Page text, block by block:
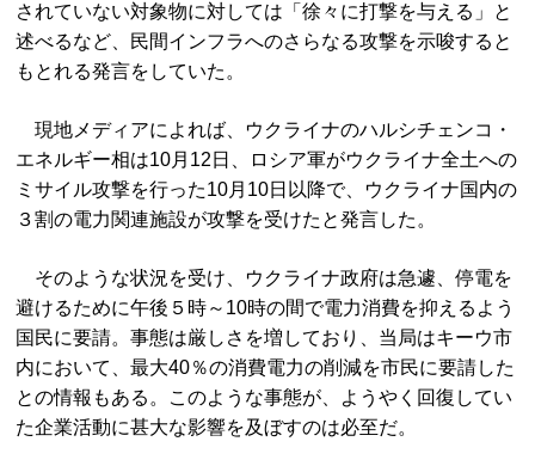
されていない対象物に対しては「徐々に打撃を与える」と
述べるなど、民間インフラへのさらなる攻撃を示唆すると
もとれる発言をしていた。
現地メディアによれば、ウクライナのハルシチェンコ・
エネルギー相は10月12日、ロシア軍がウクライナ全土への
ミサイル攻撃を行った10月10日以降で、ウクライナ国内の
３割の電力関連施設が攻撃を受けたと発言した。
そのような状況を受け、ウクライナ政府は急遽、停電を
避けるために午後５時～10時の間で電力消費を抑えるよう
国民に要請。事態は厳しさを増しており、当局はキーウ市
内において、最大40％の消費電力の削減を市民に要請した
との情報もある。このような事態が、ようやく回復してい
た企業活動に甚大な影響を及ぼすのは必至だ。